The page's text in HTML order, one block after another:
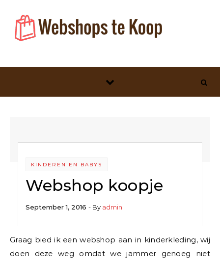
KINDEREN EN BABYS
Webshop koopje
September 1, 2016 - By admin
Graag bied ik een webshop aan in kinderkleding, wij
doen deze weg omdat we jammer genoeg niet